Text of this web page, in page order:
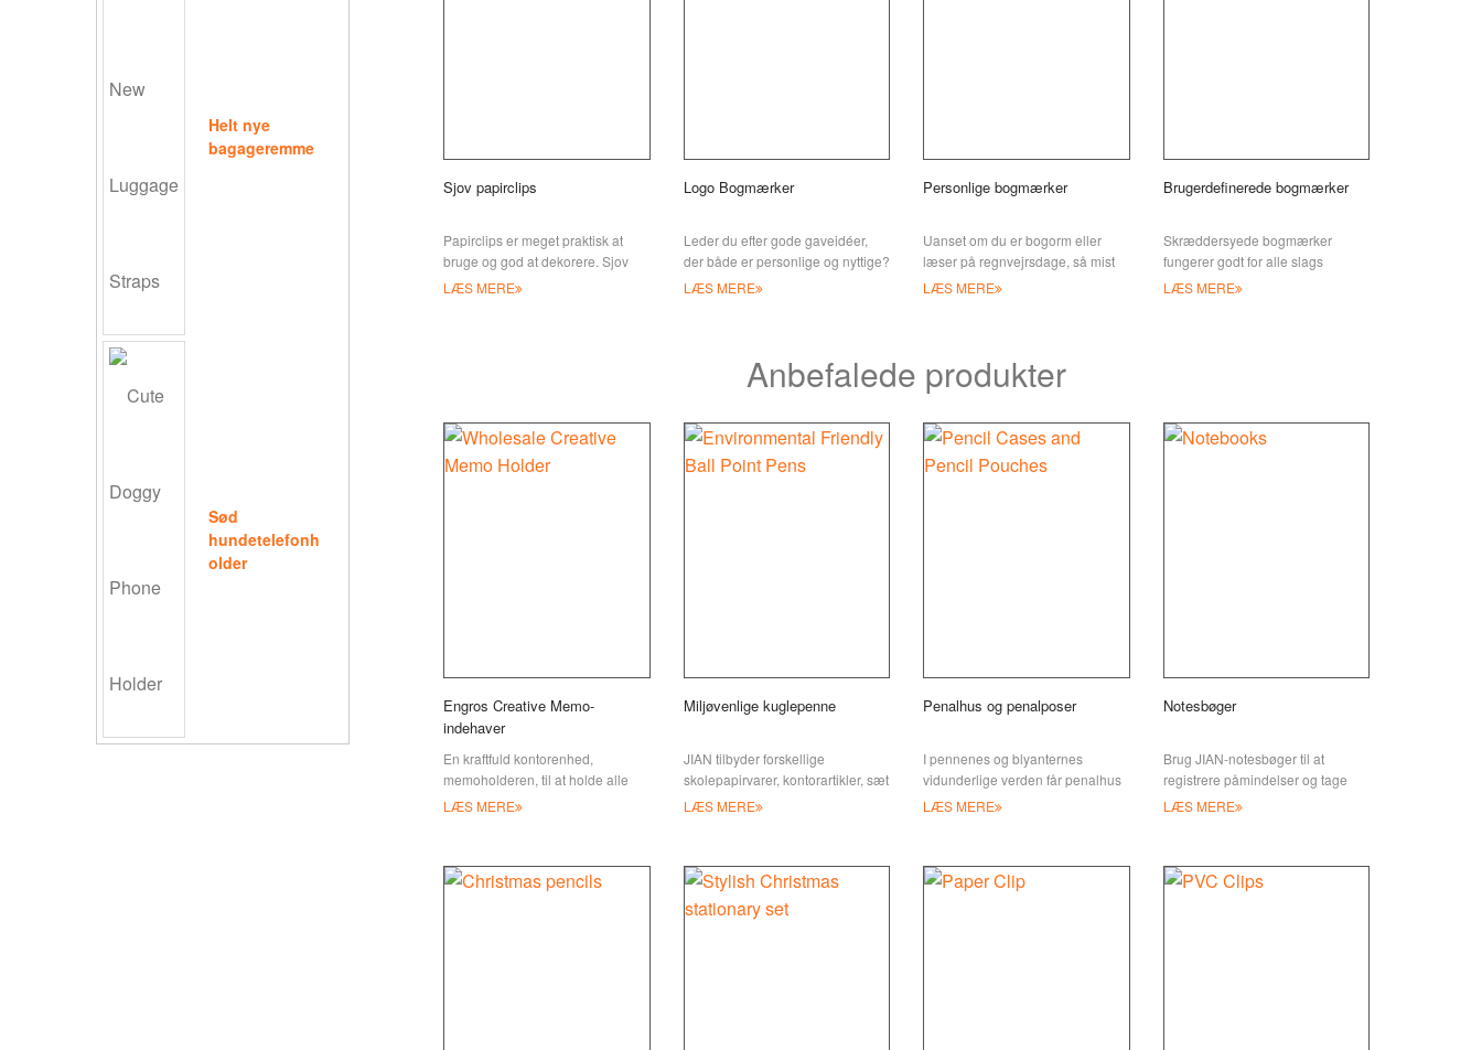
Helt nye
bagageremme
Sød
hundetelefonh
older
Sjov papirclips
Papirclips er meget praktisk at
bruge og god at dekorere. Sjov
papirclips fra JIAN er fleksibel.
LÆS MERE
Logo Bogmærker
Leder du efter gode gaveidéer,
der både er personlige og nyttige?
Vi vil gerne introducere vores logo
LÆS MERE
Personlige bogmærker
Uanset om du er bogorm eller
læser på regnvejrsdage, så mist
aldrig din plads igen. Personlige
LÆS MERE
Brugerdefinerede bogmærker
Skræddersyede bogmærker
fungerer godt for alle slags
virksomheder samt skoler,
LÆS MERE
Anbefalede produkter
Engros Creative Memo-
indehaver
En kraftfuld kontorenhed,
memoholderen, til at holde alle
dine noter organiseret og give alle
LÆS MERE
Miljøvenlige kuglepenne
JIAN tilbyder forskellige
skolepapirvarer, kontorartikler, sæt
til børn, skoleudstyr, perfekt til
LÆS MERE
Penalhus og penalposer
I pennenes og blyanternes
vidunderlige verden får penalhus
og lommer ikke den
LÆS MERE
Notesbøger
Brug JIAN-notesbøger til at
registrere påmindelser og tage
noter under møder og
LÆS MERE